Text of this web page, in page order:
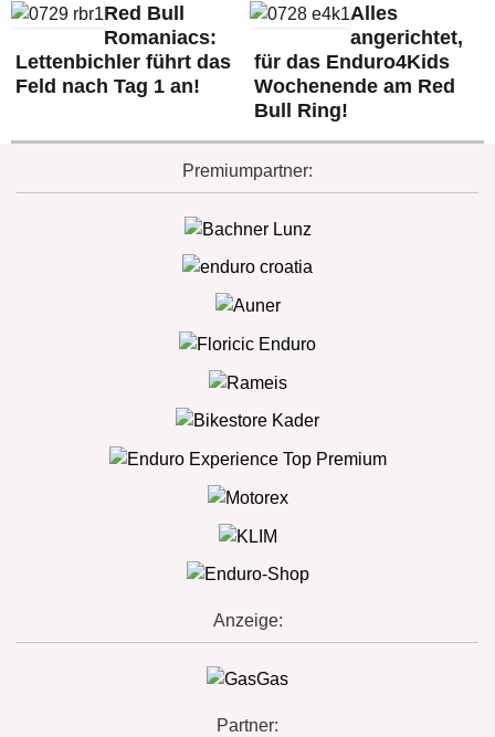
Red Bull
Romaniacs:
Lettenbichler führt das
Feld nach Tag 1 an!
Alles
angerichtet,
für das Enduro4Kids
Wochenende am Red
Bull Ring!
Premiumpartner:
Anzeige:
Partner: